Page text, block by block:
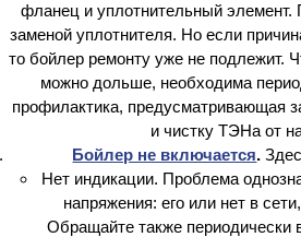
фланец и уплотнительный элемент.
заменой уплотнителя. Но если
то бойлер ремонту уже не подлежит.
можно дольше, необходима
профилактика, предусматривающая
и чистку ТЭНа от
Бойлер не включается.
Нет индикации. Проблема
напряжения: его или нет в
Обращайте также периодически